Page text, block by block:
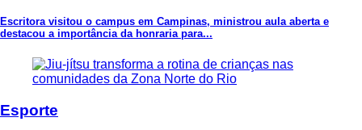
Escritora visitou o campus em Campinas, ministrou aula aberta e
destacou a importância da honraria para...
Esporte